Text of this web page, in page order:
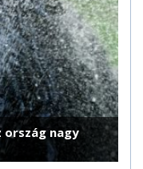
ország nagy